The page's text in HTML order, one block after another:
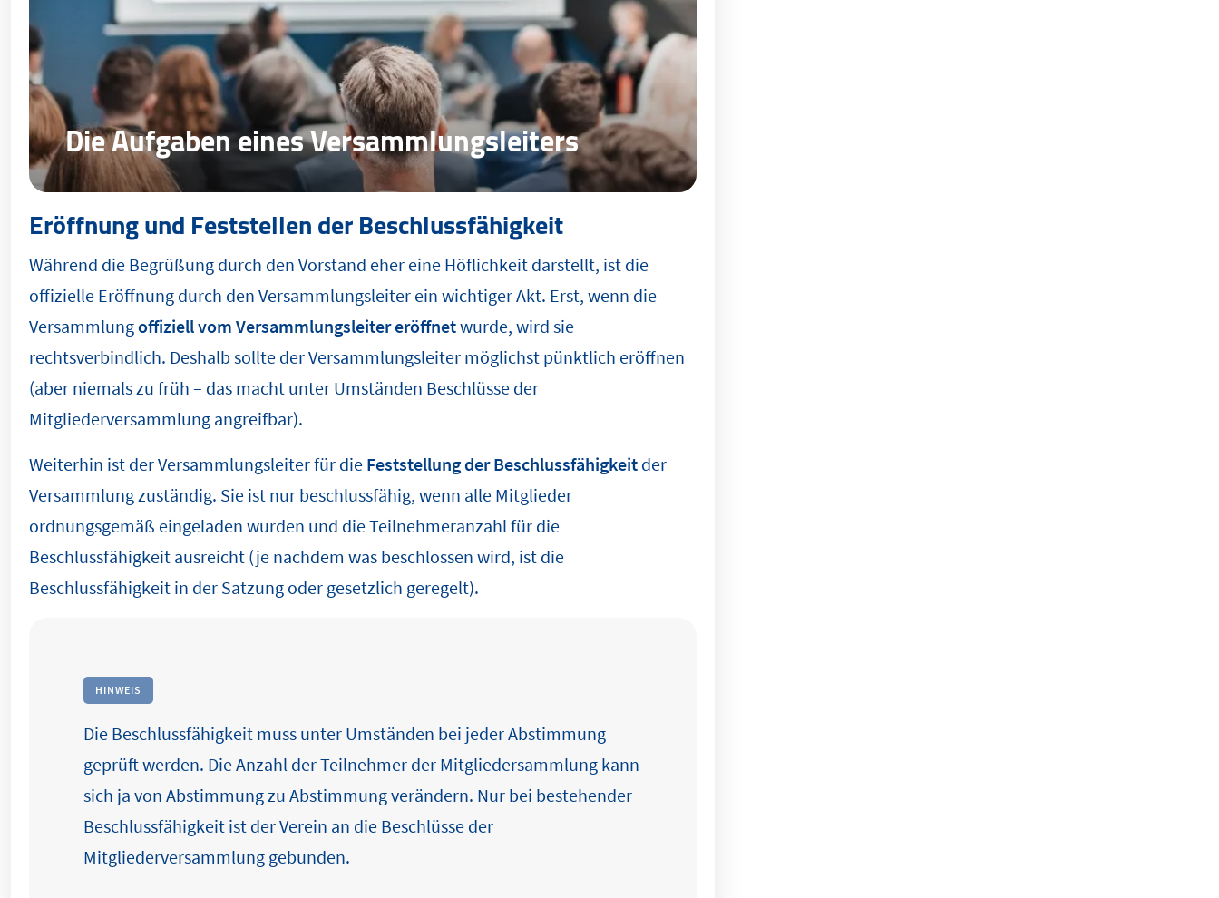
Die Aufgaben eines Versammlungsleiters
Eröffnung und Feststellen der Beschlussfähigkeit
Während die Begrüßung durch den Vorstand eher eine Höflichkeit darstellt, ist die
offizielle Eröffnung durch den Versammlungsleiter ein wichtiger Akt. Erst, wenn die
Versammlungoffiziell vom Versammlungsleiter eröffnetwurde, wird sie
rechtsverbindlich. Deshalb sollte der Versammlungsleiter möglichst pünktlich eröffnen
(aber niemals zu früh – das macht unter Umständen Beschlüsse der
Mitgliederversammlung angreifbar).
Weiterhin ist der Versammlungsleiter für die Feststellung der Beschlussfähigkeit der
Versammlung zuständig. Sie ist nur beschlussfähig, wenn alle Mitglieder
ordnungsgemäß eingeladen wurden und die Teilnehmeranzahl für die
Beschlussfähigkeit ausreicht (je nachdem was beschlossen wird, ist die
Beschlussfähigkeit in der Satzung oder gesetzlich geregelt).
HINWEIS
Die Beschlussfähigkeit muss unter Umständen bei jeder Abstimmung
geprüft werden. Die Anzahl der Teilnehmer der Mitgliedersammlung kann
sich ja von Abstimmung zu Abstimmung verändern. Nur bei bestehender
Beschlussfähigkeit ist der Verein an die Beschlüsse der
Mitgliederversammlung gebunden.